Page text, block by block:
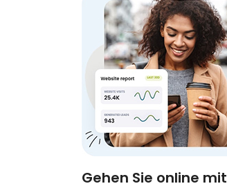
Gehen Sie online mit